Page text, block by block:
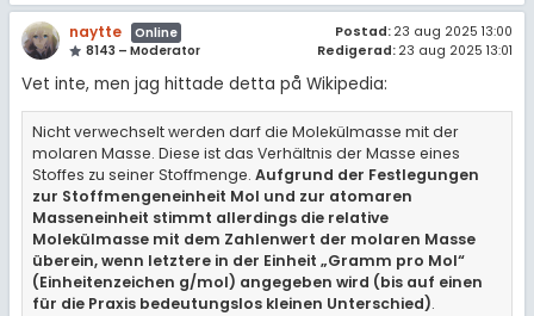
naytte
Online
8143 – Moderator
Postad: 23 aug 2025 13:00
Redigerad: 23 aug 2025 13:01
Vet inte, men jag hittade detta på Wikipedia:
Nicht verwechselt werden darf die Molekülmasse mit der
molaren Masse. Diese ist das Verhältnis der Masse eines
Stoffes zu seiner Stoffmenge. Aufgrund der Festlegungen
zur Stoffmengeneinheit Mol und zur atomaren
Masseneinheit stimmt allerdings die relative
Molekülmasse mit dem Zahlenwert der molaren Masse
überein, wenn letztere in der Einheit „Gramm pro Mol“
(Einheitenzeichen g/mol) angegeben wird (bis auf einen
für die Praxis bedeutungslos kleinen Unterschied).